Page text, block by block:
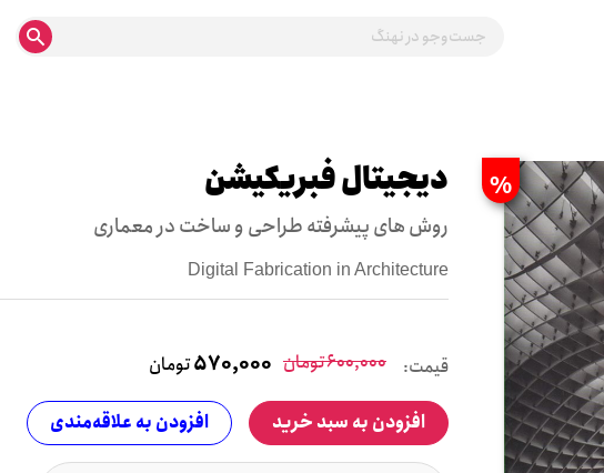
% دیجیتال فبریکیشن
روش های پیشرفته طراحی و ساخت در معماری
Digital Fabrication in Architecture
قیمت: 600,000تومان 570,000تومان
افزودن به سبد خرید افزودن به علاقه‌مندی